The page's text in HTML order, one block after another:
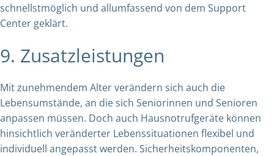
schnellstmöglich und allumfassend von dem Support
Center geklärt.
9. Zusatzleistungen
Mit zunehmendem Alter verändern sich auch die
Lebensumstände, an die sich Seniorinnen und Senioren
anpassen müssen. Doch auch Hausnotrufgeräte können
hinsichtlich veränderter Lebenssituationen flexibel und
individuell angepasst werden. Sicherheitskomponenten,